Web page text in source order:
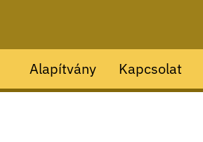
Alapítvány Kapcsolat